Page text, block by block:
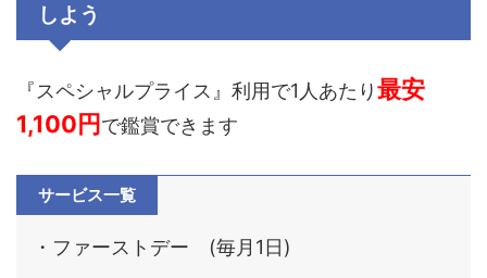
しよう
『スペシャルプライス』利用で1人あたり最安
1,100円で鑑賞できます
サービス一覧
・ファーストデー (毎月1日)